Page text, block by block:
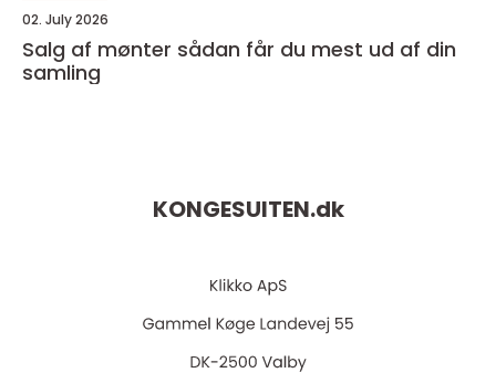
02. July 2026
Salg af mønter sådan får du mest ud af din
samling
KONGESUITEN.dk